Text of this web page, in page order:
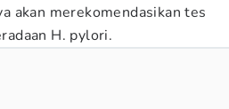
akan merekomendasikan tes
H. pylori.